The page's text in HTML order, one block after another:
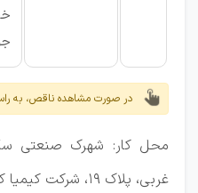
در صورت مشاهده ناقص، به
محل کار: شهرک صنعتی
غربی، پلاک 19، شرکت کیمیا کاغذ نقش جهان